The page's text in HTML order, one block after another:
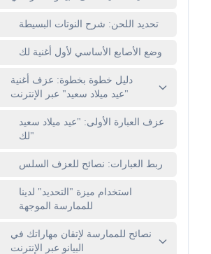
تحديد اللحن: شرح النوتات البسيطة
وضع الأصابع الأساسي لأول أغنية لك
دليل خطوة بخطوة: عزف أغنية
"عيد ميلاد سعيد" عبر الإنترنت
عزف العبارة الأولى: "عيد ميلاد سعيد
لك"
ربط العبارات: نصائح للعزف السلس
استخدام ميزة "التحديد" لدينا
للممارسة الموجهة
نصائح للممارسة لإتقان مهاراتك في
البيانو عبر الإنترنت